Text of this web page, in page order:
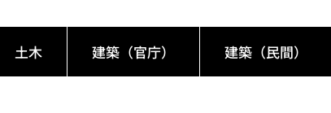
土木 建築（官庁） 建築（民間）